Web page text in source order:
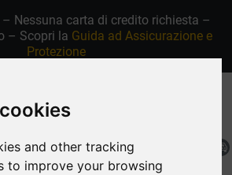
– Nessuna carta di credito richiesta –
– Scopri la Guida ad Assicurazione e
Protezione
4.9/5 stelle su Google
Mia Prenotazione
and other tracking
to improve your browsing